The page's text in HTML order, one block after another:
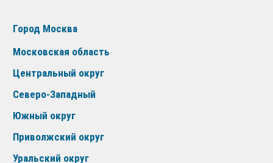
Город Москва
Московская область
Центральный округ
Северо-Западный
Южный округ
Приволжский округ
Уральский округ